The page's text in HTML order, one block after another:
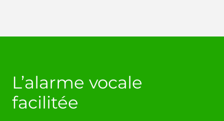
L’alarme vocale
facilitée